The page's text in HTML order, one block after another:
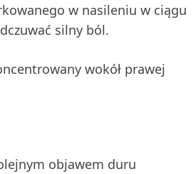
w nasileniu w ciągu
silny ból.
wokół prawej
objawem duru